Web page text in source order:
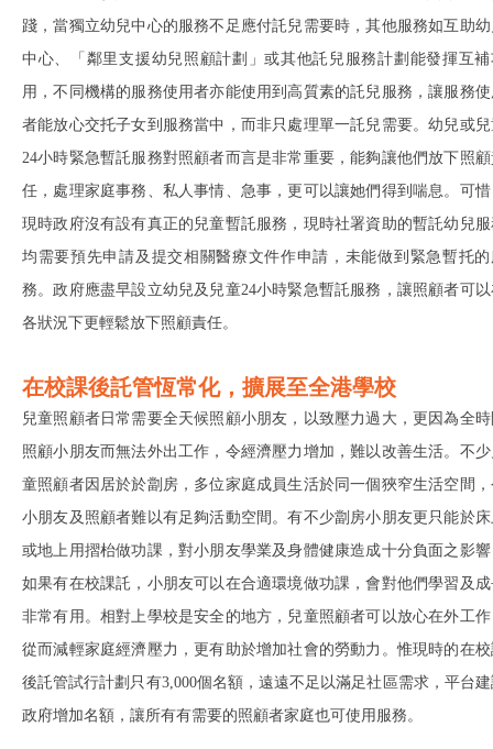
踐，當獨立幼兒中心的服務不足應付託兒需要時，其他服務如互助
中心、「鄰里支援幼兒照顧計劃」或其他託兒服務計劃能發揮互補
用，不同機構的服務使用者亦能使用到高質素的託兒服務，讓服務
者能放心交托子女到服務當中，而非只處理單一託兒需要。幼兒或
24小時緊急暫託服務對照顧者而言是非常重要，能夠讓他們放下照
任，處理家庭事務、私人事情、急事，更可以讓她們得到喘息。可
現時政府沒有設有真正的兒童暫託服務，現時社署資助的暫託幼兒
均需要預先申請及提交相關醫療文件作申請，未能做到緊急暫托的
務。政府應盡早設立幼兒及兒童24小時緊急暫託服務，讓照顧者可
各狀況下更輕鬆放下照顧責任。
在校課後託管恆常化，擴展至全港學校
兒童照顧者日常需要全天候照顧小朋友，以致壓力過大，更因為全
照顧小朋友而無法外出工作，令經濟壓力增加，難以改善生活。不
童照顧者因居於於劏房，多位家庭成員生活於同一個狹窄生活空間
小朋友及照顧者難以有足夠活動空間。有不少劏房小朋友更只能於
或地上用摺枱做功課，對小朋友學業及身體健康造成十分負面之影
如果有在校課託，小朋友可以在合適環境做功課，會對他們學習及
非常有用。相對上學校是安全的地方，兒童照顧者可以放心在外工
從而減輕家庭經濟壓力，更有助於增加社會的勞動力。惟現時的在
後託管試行計劃只有3,000個名額，遠遠不足以滿足社區需求，平台
政府增加名額，讓所有有需要的照顧者家庭也可使用服務。